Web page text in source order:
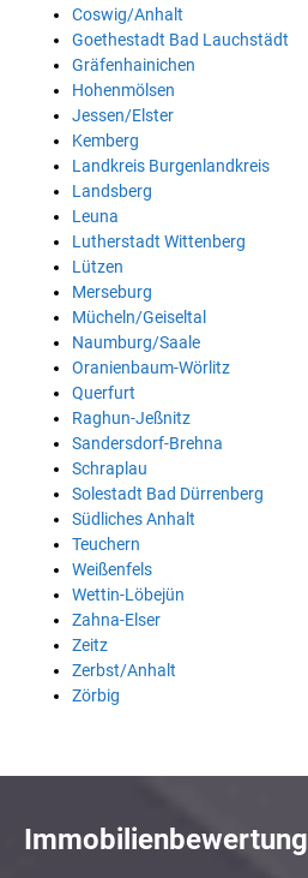
Coswig/Anhalt
Goethestadt Bad Lauchstädt
Gräfenhainichen
Hohenmölsen
Jessen/Elster
Kemberg
Landkreis Burgenlandkreis
Landsberg
Leuna
Lutherstadt Wittenberg
Lützen
Merseburg
Mücheln/Geiseltal
Naumburg/Saale
Oranienbaum-Wörlitz
Querfurt
Raghun-Jeßnitz
Sandersdorf-Brehna
Schraplau
Solestadt Bad Dürrenberg
Südliches Anhalt
Teuchern
Weißenfels
Wettin-Löbejün
Zahna-Elser
Zeitz
Zerbst/Anhalt
Zörbig
Immobilienbewertung